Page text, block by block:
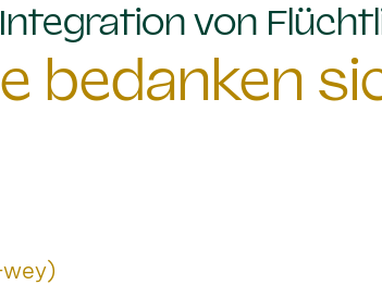
von
bedanken